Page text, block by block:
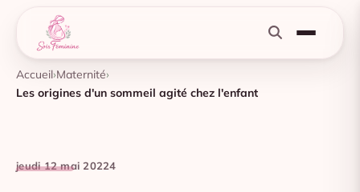
Accueil Maternité
Les origines d'un sommeil agité chez l'enfant
jeudi 12 mai 20224